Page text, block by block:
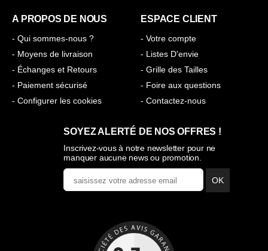
A PROPOS DE NOUS
- Qui sommes-nous ?
- Moyens de livraison
- Échanges et Retours
- Paiement sécurisé
- Configurer les cookies
ESPACE CLIENT
- Votre compte
- Listes D'envie
- Grille des Tailles
- Foire aux questions
- Contactez-nous
SOYEZ ALERTÉ DE NOS OFFRES !
Inscrivez-vous à notre newsletter pour ne
manquer aucune news ou promotion.
OK